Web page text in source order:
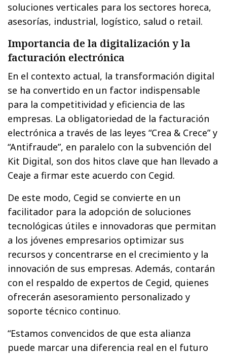
soluciones verticales para los sectores horeca,
asesorías, industrial, logístico, salud o retail.
Importancia de la digitalización y la
facturación electrónica
En el contexto actual, la transformación digital
se ha convertido en un factor indispensable
para la competitividad y eficiencia de las
empresas. La obligatoriedad de la facturación
electrónica a través de las leyes “Crea & Crece” y
“Antifraude”, en paralelo con la subvención del
Kit Digital, son dos hitos clave que han llevado a
Ceaje a firmar este acuerdo con Cegid.
De este modo, Cegid se convierte en un
facilitador para la adopción de soluciones
tecnológicas útiles e innovadoras que permitan
a los jóvenes empresarios optimizar sus
recursos y concentrarse en el crecimiento y la
innovación de sus empresas. Además, contarán
con el respaldo de expertos de Cegid, quienes
ofrecerán asesoramiento personalizado y
soporte técnico continuo.
“Estamos convencidos de que esta alianza
puede marcar una diferencia real en el futuro